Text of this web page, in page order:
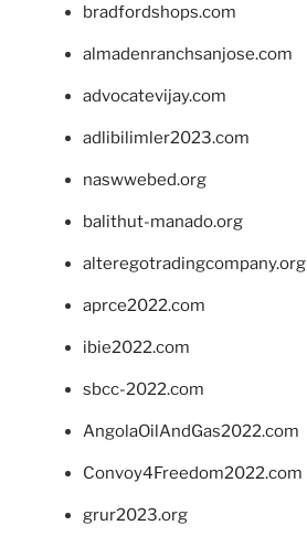
bradfordshops.com
almadenranchsanjose.com
advocatevijay.com
adlibilimler2023.com
naswwebed.org
balithut-manado.org
alteregotradingcompany.org
aprce2022.com
ibie2022.com
sbcc-2022.com
AngolaOilAndGas2022.com
Convoy4Freedom2022.com
grur2023.org